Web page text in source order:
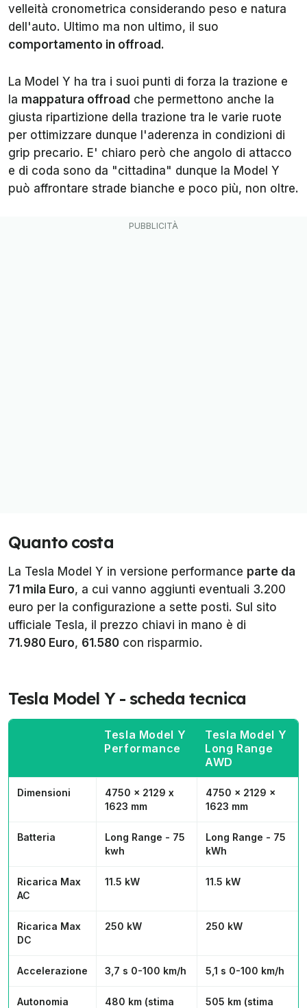
velleità cronometrica considerando peso e natura
dell'auto. Ultimo ma non ultimo, il suo
comportamento in offroad.
La Model Y ha tra i suoi punti di forza la trazione e
la mappatura offroad che permettono anche la
giusta ripartizione della trazione tra le varie ruote
per ottimizzare dunque l'aderenza in condizioni di
grip precario. E' chiaro però che angolo di attacco
e di coda sono da "cittadina" dunque la Model Y
può affrontare strade bianche e poco più, non oltre.
Quanto costa
La Tesla Model Y in versione performance parte da
71 mila Euro, a cui vanno aggiunti eventuali 3.200
euro per la configurazione a sette posti. Sul sito
ufficiale Tesla, il prezzo chiavi in mano è di
71.980 Euro, 61.580 con risparmio.
Tesla Model Y - scheda tecnica
Tesla Model Y
Performance
Tesla Model Y
Long Range
AWD
Dimensioni
4750 x 2129 x
1623 mm
4750 x 2129 x
1623 mm
Batteria
Long Range - 75
kwh
Long Range - 75
kWh
Ricarica Max
AC
11.5 kW 11.5 kW
Ricarica Max
DC
250 kW 250 kW
Accelerazione 3,7 s 0-100 km/h 5,1 s 0-100 km/h
Autonomia
480 km (stima
505 km (stima